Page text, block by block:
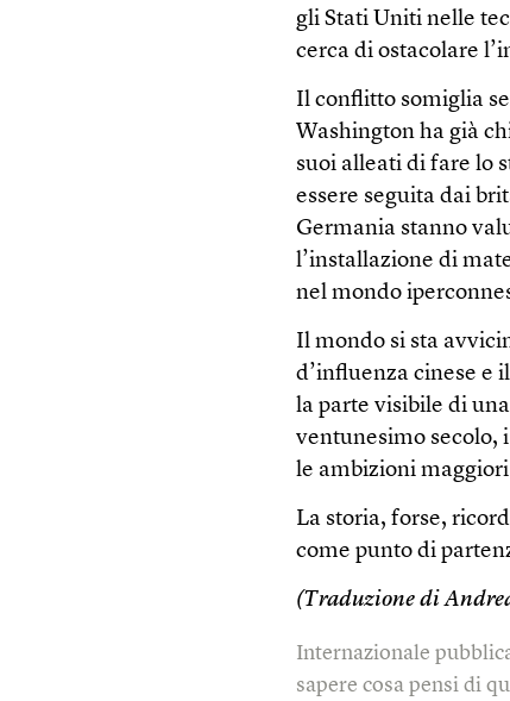
gli Stati Uniti nelle
cerca di ostacolare
Il conflitto somiglia
Washington ha già
suoi alleati di fare lo
essere seguita dai
Germania stanno
l’installazione di
nel mondo
Il mondo si sta
d’influenza cinese e
la parte visibile di
ventunesimo secolo,
le ambizioni
La storia, forse,
come punto di
(Traduzione di
Internazionale
sapere cosa pensi di